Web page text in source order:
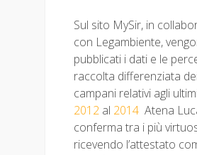
Sul sito MySir, in
con Legambiente,
pubblicati i dati e le
raccolta differenziata
campani relativi agli
2012 al 2014 Atena
conferma tra i più
ricevendo l’attestato